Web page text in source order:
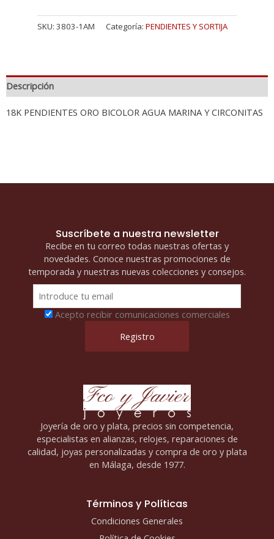
SKU: 3803-1AM Categoría: PENDIENTES Y SORTIJA
Descripción
18K PENDIENTES ORO BICOLOR AGUA MARINA Y CIRCONITAS
Suscríbete a nuestra newsletter
Recibe en tu correo todas nuestras ofertas y
novedades. Conoce nuestras promociones de
temporada y nuestras nuevas colecciones y consejos.
Acepto recibir comunicaciones comerciales
Joyería de oro y plata, precios sin competencia,
especialistas en alianzas, relojes, reparaciones de
calidad, joyas personalizadas y compra de oro y plata
en Málaga, desde 1977.
Términos y Políticas
Condiciones Generales